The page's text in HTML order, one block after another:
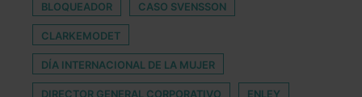
BLOQUEADOR CASO SVENSSON
CLARKEMODET
DÍA INTERNACIONAL DE LA MUJER
DIRECTOR GENERAL CORPORATIVO ENLEY